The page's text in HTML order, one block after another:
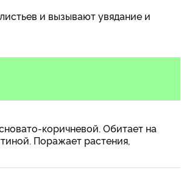
и вызывают увядание и
коричневой. Обитает на
Поражает растения,